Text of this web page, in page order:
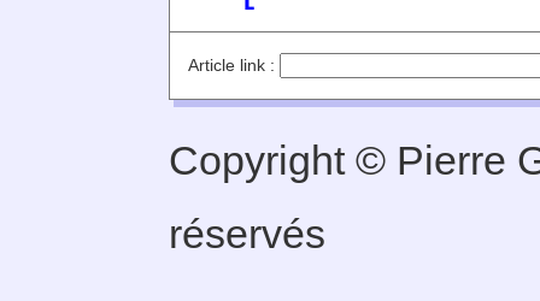
Article link :
Copyright © Pierre
réservés